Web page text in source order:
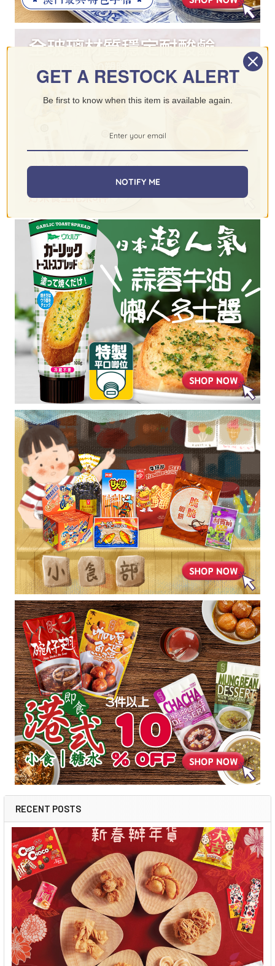
RECENT POSTS
GET A RESTOCK ALERT
Be first to know when this item is available again.
NOTIFY ME